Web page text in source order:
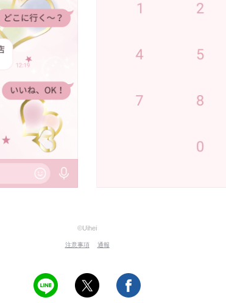
©Uihei
注意事項 通報